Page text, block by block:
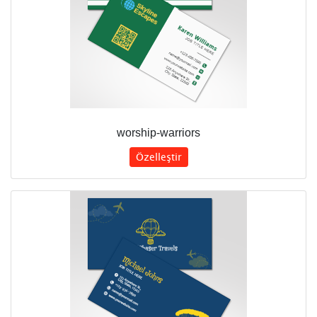
worship-warriors
Özelleştir